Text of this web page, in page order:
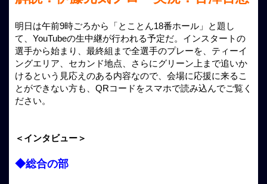
明日は午前9時ごろから「とことん18番ホール」と題し
て、YouTubeの生中継が行われる予定だ。インスタートの
選手から始まり、最終組まで全選手のプレーを、ティーイ
ングエリア、セカンド地点、さらにグリーン上まで追いか
けるという見応えのある内容なので、会場に応援に来るこ
とができない方も、QRコードをスマホで読み込んでご覧く
ださい。
＜インタビュー＞
◆総合の部